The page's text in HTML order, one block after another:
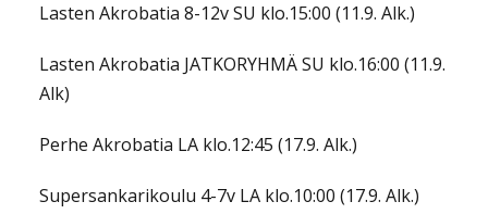
Lasten Akrobatia 8-12v SU klo.15:00 (11.9. Alk.)
Lasten Akrobatia JATKORYHMÄ SU klo.16:00 (11.9.
Alk)
Perhe Akrobatia LA klo.12:45 (17.9. Alk.)
Supersankarikoulu 4-7v LA klo.10:00 (17.9. Alk.)